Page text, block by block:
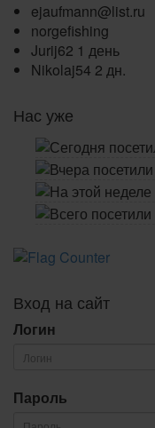
ejaufmann@list.ru
norgefishing
Jurij62 1 день
Nikolaj54 2 дн.
Нас уже
Вход на сайт
Логин
Пароль